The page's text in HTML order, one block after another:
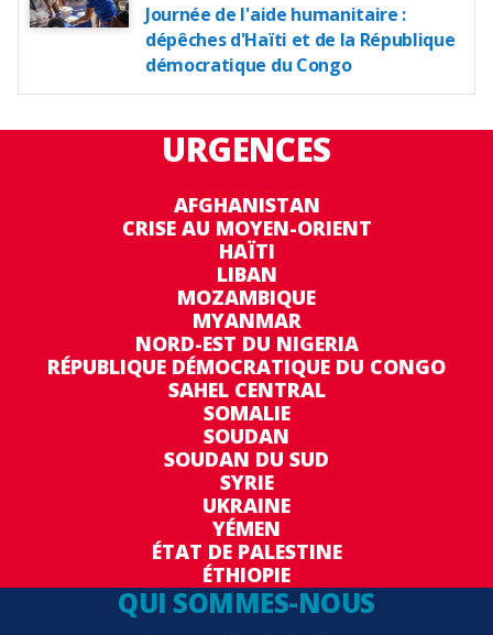
Journée de l'aide humanitaire :
dépêches d'Haïti et de la République
démocratique du Congo
URGENCES
AFGHANISTAN
CRISE AU MOYEN-ORIENT
HAÏTI
LIBAN
MOZAMBIQUE
MYANMAR
NORD-EST DU NIGERIA
RÉPUBLIQUE DÉMOCRATIQUE DU CONGO
SAHEL CENTRAL
SOMALIE
SOUDAN
SOUDAN DU SUD
SYRIE
UKRAINE
YÉMEN
ÉTAT DE PALESTINE
ÉTHIOPIE
QUI SOMMES-NOUS